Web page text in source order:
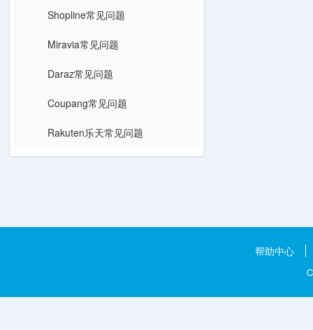
Shopline常见问题
Miravia常见问题
Daraz常见问题
Coupang常见问题
Rakuten乐天常见问题
帮助中心